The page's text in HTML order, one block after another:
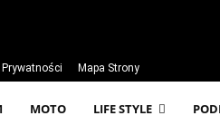
Prywatności Mapa Strony
MOTO LIFE STYLE